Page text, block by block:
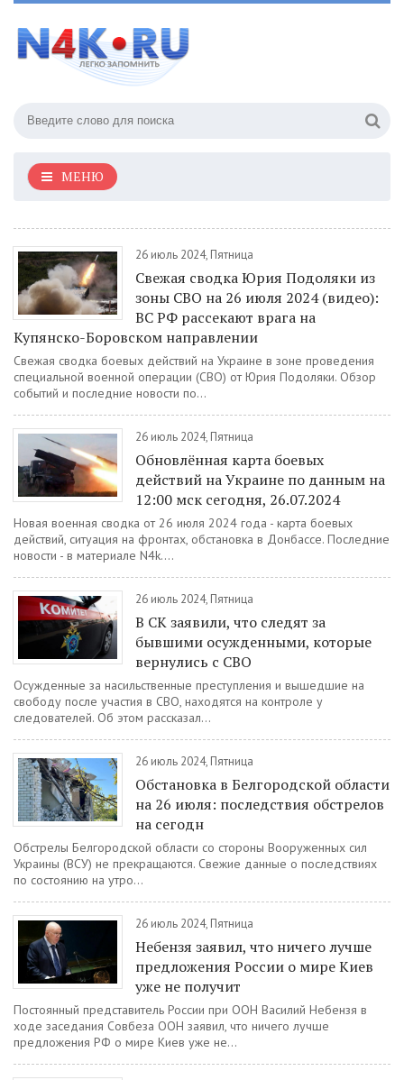
МЕНЮ
26 июль 2024, Пятница
Свежая сводка Юрия Подоляки из
зоны СВО на 26 июля 2024 (видео):
ВС РФ рассекают врага на
Купянско-Боровском направлении
Свежая сводка боевых действий на Украине в зоне проведения
специальной военной операции (СВО) от Юрия Подоляки. Обзор
событий и последние новости по...
26 июль 2024, Пятница
Обновлённая карта боевых
действий на Украине по данным на
12:00 мск сегодня, 26.07.2024
Новая военная сводка от 26 июля 2024 года - карта боевых
действий, ситуация на фронтах, обстановка в Донбассе. Последние
новости - в материале N4k....
26 июль 2024, Пятница
В СК заявили, что следят за
бывшими осужденными, которые
вернулись с СВО
Осужденные за насильственные преступления и вышедшие на
свободу после участия в СВО, находятся на контроле у
следователей. Об этом рассказал...
26 июль 2024, Пятница
Обстановка в Белгородской области
на 26 июля: последствия обстрелов
на сегодн
Обстрелы Белгородской области со стороны Вооруженных сил
Украины (ВСУ) не прекращаются. Свежие данные о последствиях
по состоянию на утро...
26 июль 2024, Пятница
Небензя заявил, что ничего лучше
предложения России о мире Киев
уже не получит
Постоянный представитель России при ООН Василий Небензя в
ходе заседания Совбеза ООН заявил, что ничего лучше
предложения РФ о мире Киев уже не...